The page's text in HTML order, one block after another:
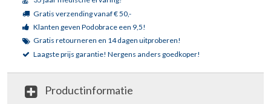
Gratis verzending vanaf € 50,-
Klanten geven Podobrace een 9,5!
Gratis retourneren en 14 dagen uitproberen!
Laagste prijs garantie! Nergens anders goedkoper!
Productinformatie